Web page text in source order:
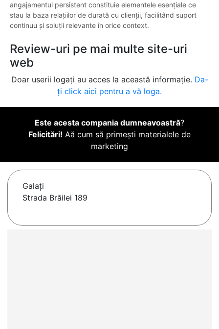
angajamentul persistent constituie elementele esențiale ce
stau la baza relațiilor de durată cu clienții, facilitând suport
continuu și soluții relevante în orice context.
Review-uri pe mai multe site-uri
web
Doar userii logați au acces la această informație. Da-
ți click aici pentru a vă loga.
Este acesta compania dumneavoastră?
Felicitări! Aă cum să primești materialele de
marketing
Galaţi
Strada Brăilei 189